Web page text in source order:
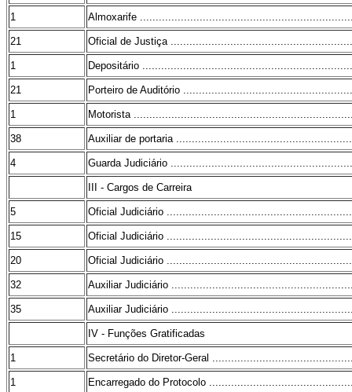
1 Almoxarife
21 Oficial de Justiça
1 Depositário
21 Porteiro de Auditório
1 Motorista
38 Auxiliar de portaria
4 Guarda Judiciário
III - Cargos de Carreira
5 Oficial Judiciário
15 Oficial Judiciário
20 Oficial Judiciário
32 Auxiliar Judiciário
35 Auxiliar Judiciário
IV - Funções Gratificadas
1 Secretário do Diretor-Geral
1 Encarregado do Protocolo